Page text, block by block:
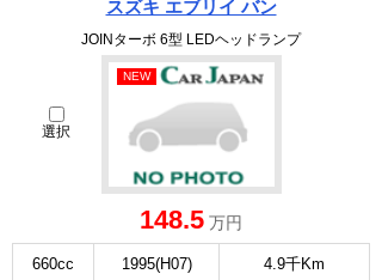
スズキ エブリイ バン
JOINターボ 6型 LEDヘッドランプ
選択
NEW
148.5 万円
660cc 1995(H07) 4.9千Km